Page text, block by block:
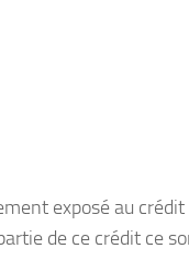
exposé au
de ce crédit ce